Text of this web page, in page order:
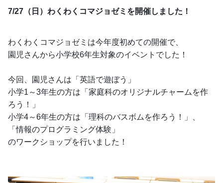
7/27（日）わくわくコマジョゼミを開催しました！
わくわくコマジョゼミは今年度初めての開催で、
園児さんから小学校6年生対象のイベントでした！
今回、園児さんは「英語で遊ぼう」
小学1～3年生の方は「家庭科のオリジナルチャームを作
ろう！」
小学4～6年生の方は「理科のバスボムを作ろう！」、
「情報のプログラミング体験」
のワークショップを行いました！